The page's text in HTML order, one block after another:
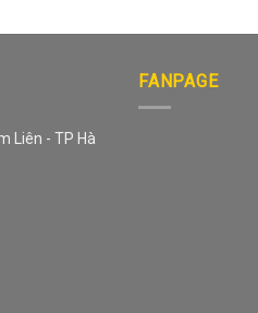
Liên - TP Hà
FANPAGE